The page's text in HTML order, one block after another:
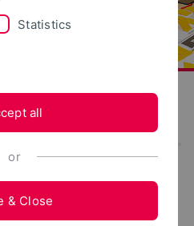
Statistics
all
or
& Close